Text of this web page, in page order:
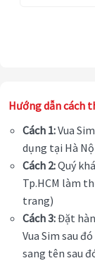
Hướng dẫn cách
Cách 1:Vua
dụng tại Hà
Cách 2:Quý
Tp.HCM làm
trang)
Cách 3:Đặt
Vua Sim sau
sang tên sau